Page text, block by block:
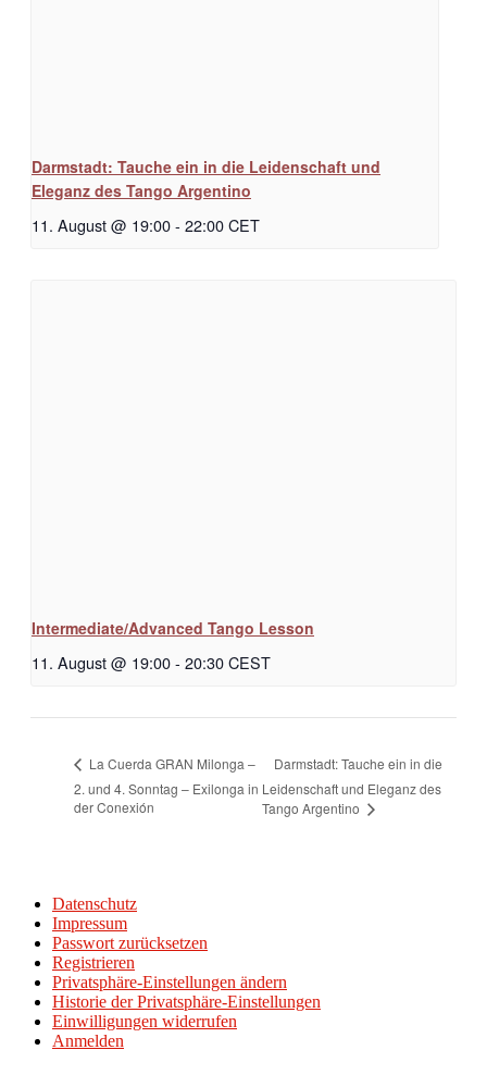
Darmstadt: Tauche ein in die Leidenschaft und
Eleganz des Tango Argentino
11. August @ 19:00- 22:00CET
Intermediate/Advanced Tango Lesson
11. August @ 19:00- 20:30CEST
La Cuerda GRAN Milonga –
2. und 4. Sonntag – Exilonga in
der Conexión
Darmstadt: Tauche ein in die
Leidenschaft und Eleganz des
Tango Argentino
Datenschutz
Impressum
Passwort zurücksetzen
Registrieren
Privatsphäre-Einstellungen ändern
Historie der Privatsphäre-Einstellungen
Einwilligungen widerrufen
Anmelden